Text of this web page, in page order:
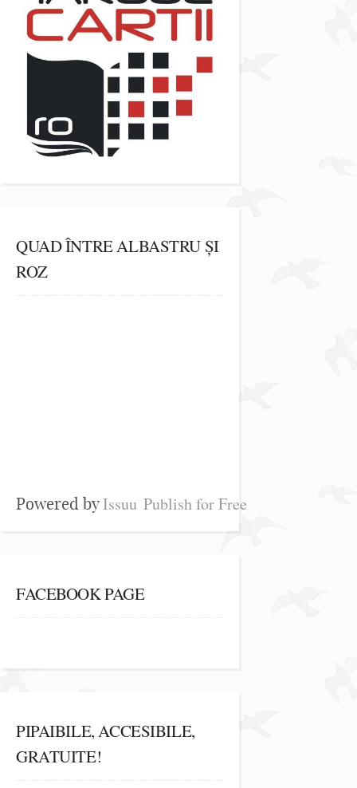
QUAD ÎNTRE ALBASTRU ȘI
ROZ
Powered byIssuu Publish for Free
FACEBOOK PAGE
PIPAIBILE, ACCESIBILE,
GRATUITE!